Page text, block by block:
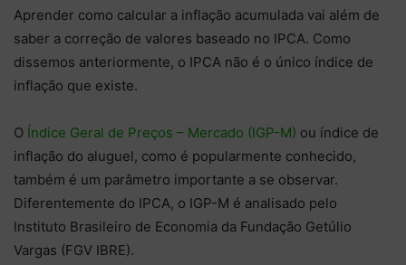
Aprender como calcular a inflação acumulada vai além de
saber a correção de valores baseado no IPCA. Como
dissemos anteriormente, o IPCA não é o único índice de
inflação que existe.
O Índice Geral de Preços – Mercado (IGP-M) ou índice de
inflação do aluguel, como é popularmente conhecido,
também é um parâmetro importante a se observar.
Diferentemente do IPCA, o IGP-M é analisado pelo
Instituto Brasileiro de Economia da Fundação Getúlio
Vargas (FGV IBRE).